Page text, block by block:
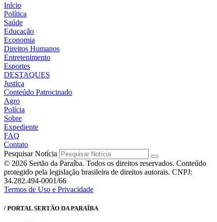
Início
Política
Saúde
Educação
Economia
Direitos Humanos
Entretenimento
Esportes
DESTAQUES
Justiça
Conteúdo Patrocinado
Agro
Polícia
Sobre
Expediente
FAQ
Contato
Pesquisar Notícia
© 2026 Sertão da Paraíba. Todos os direitos reservados. Conteúdo
protegido pela legislação brasileira de direitos autorais. CNPJ:
34.282.494-0001/66
Termos de Uso e Privacidade
/ PORTAL SERTÃO DA PARAÍBA